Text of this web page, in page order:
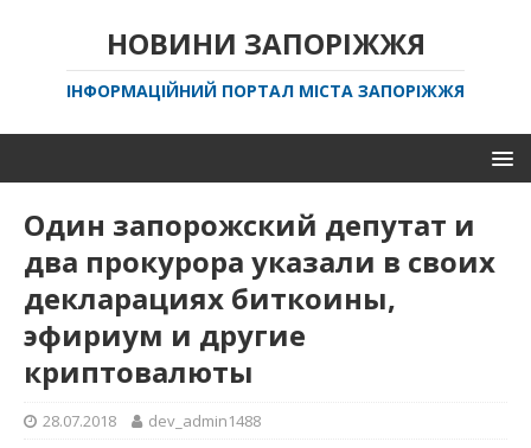
НОВИНИ ЗАПОРІЖЖЯ
ІНФОРМАЦІЙНИЙ ПОРТАЛ МІСТА ЗАПОРІЖЖЯ
Один запорожский депутат и
два прокурора указали в своих
декларациях биткоины,
эфириум и другие
криптовалюты
28.07.2018 dev_admin1488